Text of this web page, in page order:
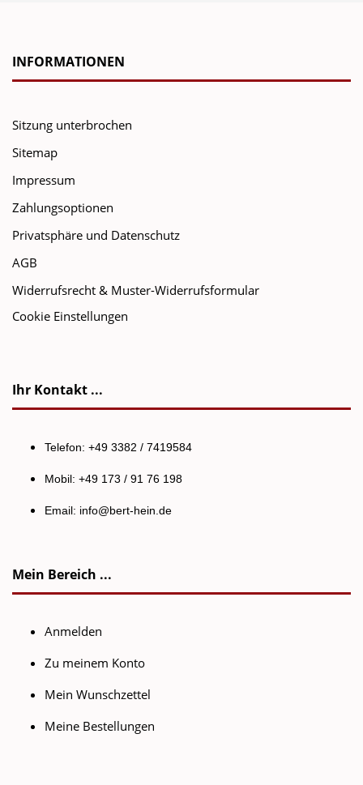
INFORMATIONEN
Sitzung unterbrochen
Sitemap
Impressum
Zahlungsoptionen
Privatsphäre und Datenschutz
AGB
Widerrufsrecht & Muster-Widerrufsformular
Cookie Einstellungen
Ihr Kontakt ...
Telefon: +49 3382 / 7419584
Mobil: +49 173 / 91 76 198
Email: info@bert-hein.de
Mein Bereich ...
Anmelden
Zu meinem Konto
Mein Wunschzettel
Meine Bestellungen